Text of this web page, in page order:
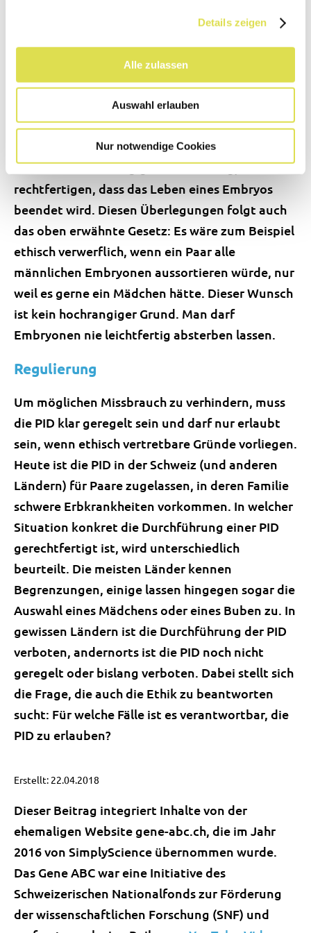
Details zeigen
Alle zulassen
Auswahl erlauben
Nur notwendige Cookies
Gründen gemäss Fortpflanzungsmedizingesetzt
heikel ist, dass sowohl bei der PID als auch bei
der PND Embryonen getestet werden und bei
einem krankhaften Befund ihre
Weiterentwicklung gestoppt wird. Da wir dem
Embryo gegenüber eine Schutzpflicht haben,
sind immer hochrangige Gründe nötig, um zu
rechtfertigen, dass das Leben eines Embryos
beendet wird. Diesen Überlegungen folgt auch
das oben erwähnte Gesetz: Es wäre zum Beispiel
ethisch verwerflich, wenn ein Paar alle
männlichen Embryonen aussortieren würde, nur
weil es gerne ein Mädchen hätte. Dieser Wunsch
ist kein hochrangiger Grund. Man darf
Embryonen nie leichtfertig absterben lassen.
Regulierung
Um möglichen Missbrauch zu verhindern, muss
die PID klar geregelt sein und darf nur erlaubt
sein, wenn ethisch vertretbare Gründe vorliegen.
Heute ist die PID in der Schweiz (und anderen
Ländern) für Paare zugelassen, in deren Familie
schwere Erbkrankheiten vorkommen. In welcher
Situation konkret die Durchführung einer PID
gerechtfertigt ist, wird unterschiedlich
beurteilt. Die meisten Länder kennen
Begrenzungen, einige lassen hingegen sogar die
Auswahl eines Mädchens oder eines Buben zu. In
gewissen Ländern ist die Durchführung der PID
verboten, andernorts ist die PID noch nicht
geregelt oder bislang verboten. Dabei stellt sich
die Frage, die auch die Ethik zu beantworten
sucht: Für welche Fälle ist es verantwortbar, die
PID zu erlauben?
Erstellt: 22.04.2018
Dieser Beitrag integriert Inhalte von der
ehemaligen Website gene-abc.ch, die im Jahr
2016 von SimplyScience übernommen wurde.
Das Gene ABC war eine Initiative des
Schweizerischen Nationalfonds zur Förderung
der wissenschaftlichen Forschung (SNF) und